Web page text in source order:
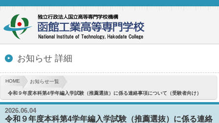
お知らせ 詳細
HOME お知らせ一覧
令和９年度本科第4学年編入学試験（推薦選抜）に係る連絡事項について（受験者向け）
2026.06.04
令和９年度本科第4学年編入学試験（推薦選抜）に係る連絡